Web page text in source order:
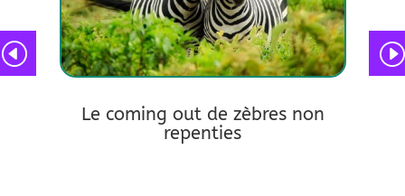
Le coming out de zèbres non
repenties